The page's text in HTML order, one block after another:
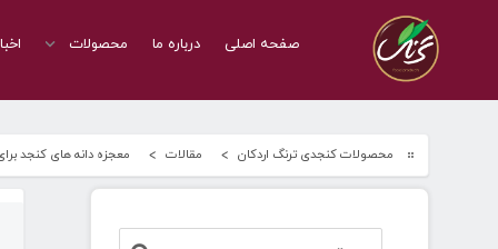
صفحه اصلی درباره ما محصولات
محصولات کنجدی ترنگ اردکان مقالات معجزه دانه های کنجد